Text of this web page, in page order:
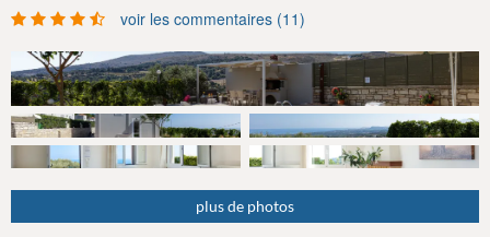
voir les commentaires (11)
plus de photos